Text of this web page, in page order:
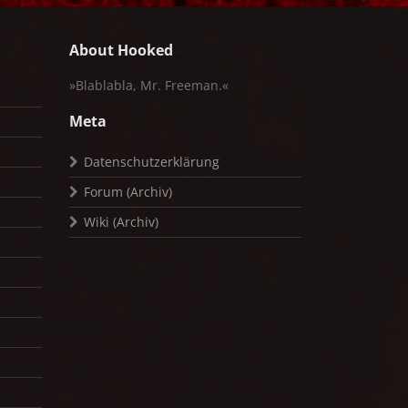
About Hooked
»Blablabla, Mr. Freeman.«
Meta
Datenschutzerklärung
Forum (Archiv)
Wiki (Archiv)